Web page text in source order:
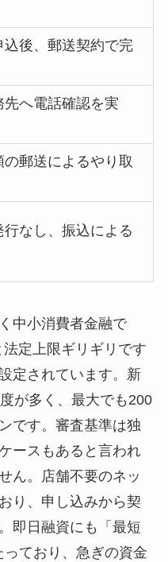
込後、郵送契約で完
先へ電話確認を実
郵送によるやり取
なし、振込による
中小消費者金融で
定上限ギリギリです
定されています。新
が多く、最大でも200
です。審査基準は独
ースもあると言われ
ん。店舗不要のネッ
り、申し込みから契
即日融資にも「最短
ており、急ぎの資金